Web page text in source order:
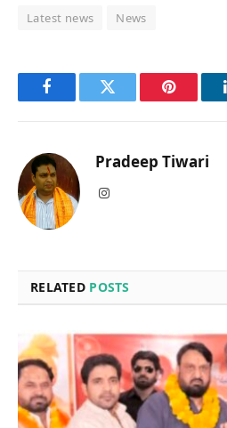
Latest news News
FacebookTwitter Pinterest
Pradeep Tiwari
Instagram
RELATED POSTS